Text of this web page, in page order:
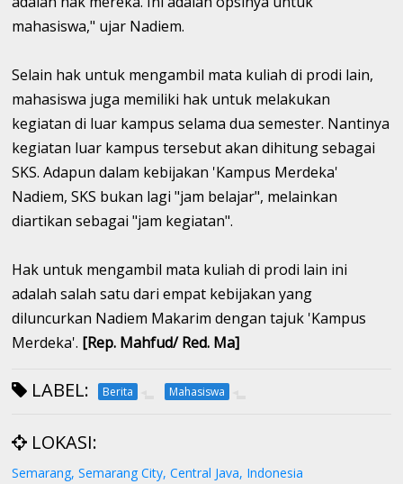
mahasiswa," ujar Nadiem.
Selain hak untuk mengambil mata kuliah di prodi lain,
mahasiswa juga memiliki hak untuk melakukan
kegiatan di luar kampus selama dua semester. Nantinya
kegiatan luar kampus tersebut akan dihitung sebagai
SKS. Adapun dalam kebijakan 'Kampus Merdeka'
Nadiem, SKS bukan lagi "jam belajar", melainkan
diartikan sebagai "jam kegiatan".
Hak untuk mengambil mata kuliah di prodi lain ini
adalah salah satu dari empat kebijakan yang
diluncurkan Nadiem Makarim dengan tajuk 'Kampus
Merdeka'. [Rep. Mahfud/ Red. Ma]
LABEL: Berita Mahasiswa
LOKASI:
Semarang, Semarang City, Central Java, Indonesia